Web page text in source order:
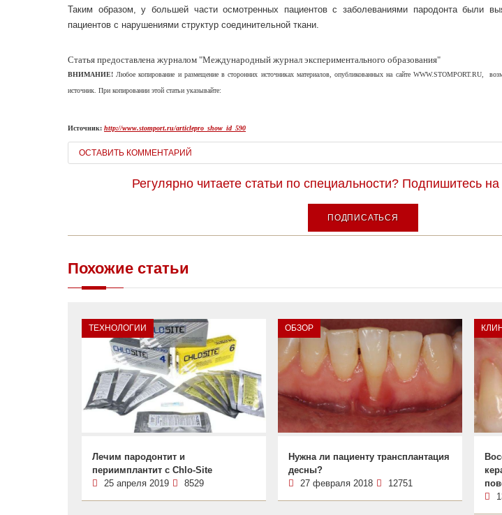
Таким образом, у большей части осмотренных пациентов с заболеваниями пародонта были
пациентов с нарушениями структур соединительной ткани.
Статья предоставлена журналом "Международный журнал экспериментального образования"
ВНИМАНИЕ! Любое копирование и размещение в сторонних источниках материалов, опубликованных на сайте WWW.STOMPORT.RU,
источник. При копировании этой статьи указывайте:
Источник: http://www.stomport.ru/articlepro_show_id_590
ОСТАВИТЬ КОММЕНТАРИЙ
Регулярно читаете статьи по специальности? Подпишитесь
ПОДПИСАТЬСЯ
Похожие статьи
ТЕХНОЛОГИИ
Лечим пародонтит и
периимплантит с Chlo-Site
25 апреля 2019
8529
ОБЗОР
Нужна ли пациенту трансплантация
десны?
27 февраля 2018
12751